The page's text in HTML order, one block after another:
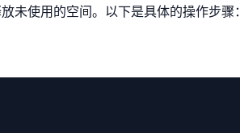
未使用的空间。以下是具体的操作步骤：